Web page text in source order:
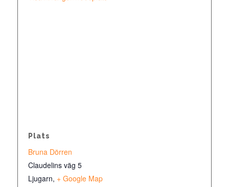
Plats
Bruna Dörren
Claudelins väg 5
Ljugarn, + Google Map